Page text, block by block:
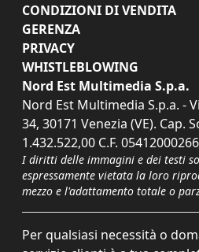
CONDIZIONI DI VENDITA
GERENZA
PRIVACY
WHISTLEBLOWING
Nord Est Multimedia S.p.a.
Nord Est Multimedia S.p.a. -
34, 30171 Venezia (VE). Cap.
1.432.522,00 C.F.
I diritti delle immagini e dei testi
espressamente vietata la loro
mezzo e l'adattamento totale o
Per qualsiasi necessità o